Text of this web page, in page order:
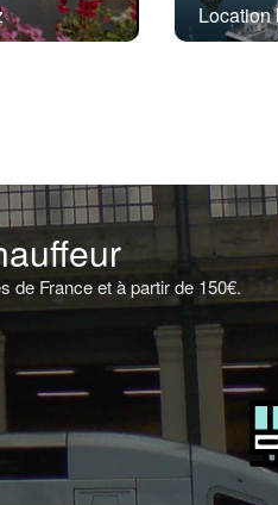
Location
de France et à partir de 150€.